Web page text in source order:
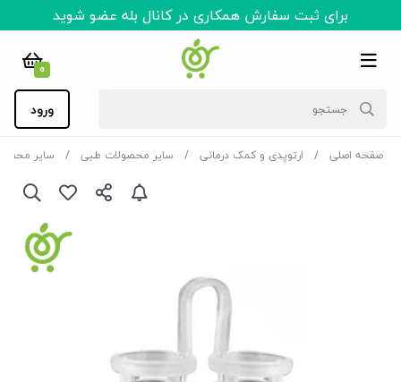
برای ثبت سفارش همکاری در کانال بله عضو شوید
0
ورود
صفحه اصلی ارتوپدی و کمک درمانی سایر محصولات طبی سایر